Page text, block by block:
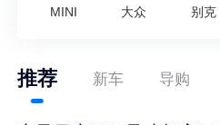
MINI 大众 别克
推荐 新车 导购